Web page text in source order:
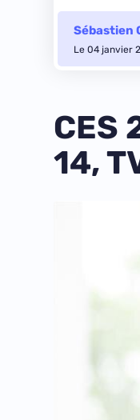
Sébastien
Le 04 janvier
CES
14,